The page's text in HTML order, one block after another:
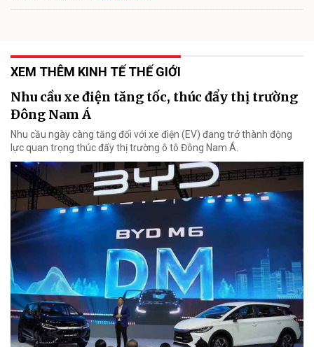
XEM THÊM KINH TẾ THẾ GIỚI
Nhu cầu xe điện tăng tốc, thúc đẩy thị trường
Đông Nam Á
Nhu cầu ngày càng tăng đối với xe điện (EV) đang trở thành động
lực quan trọng thúc đẩy thị trường ô tô Đông Nam Á.